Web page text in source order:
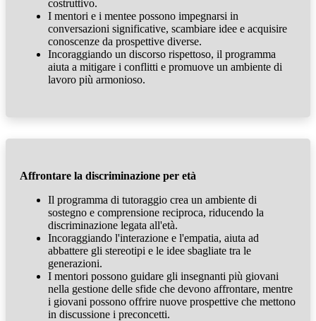
costruttivo.
I mentori e i mentee possono impegnarsi in
conversazioni significative, scambiare idee e acquisire
conoscenze da prospettive diverse.
Incoraggiando un discorso rispettoso, il programma
aiuta a mitigare i conflitti e promuove un ambiente di
lavoro più armonioso.
Affrontare la discriminazione per età
Il programma di tutoraggio crea un ambiente di
sostegno e comprensione reciproca, riducendo la
discriminazione legata all'età.
Incoraggiando l'interazione e l'empatia, aiuta ad
abbattere gli stereotipi e le idee sbagliate tra le
generazioni.
I mentori possono guidare gli insegnanti più giovani
nella gestione delle sfide che devono affrontare, mentre
i giovani possono offrire nuove prospettive che mettono
in discussione i preconcetti.